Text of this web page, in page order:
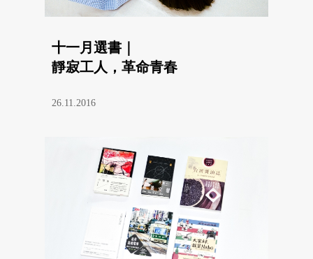
十一月選書｜
靜寂工人，革命青春
26.11.2016